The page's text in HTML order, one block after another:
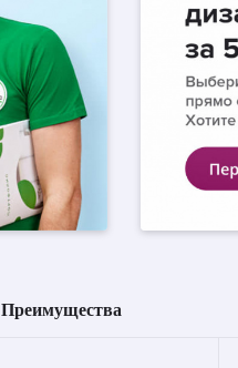
Преимущества